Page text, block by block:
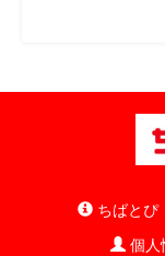
ちばとぴ
個人